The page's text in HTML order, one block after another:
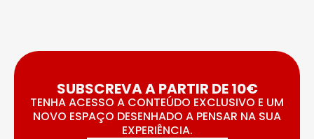
SUBSCREVA A PARTIR DE 10€
TENHA ACESSO A CONTEÚDO EXCLUSIVO E UM
NOVO ESPAÇO DESENHADO A PENSAR NA SUA
EXPERIÊNCIA.